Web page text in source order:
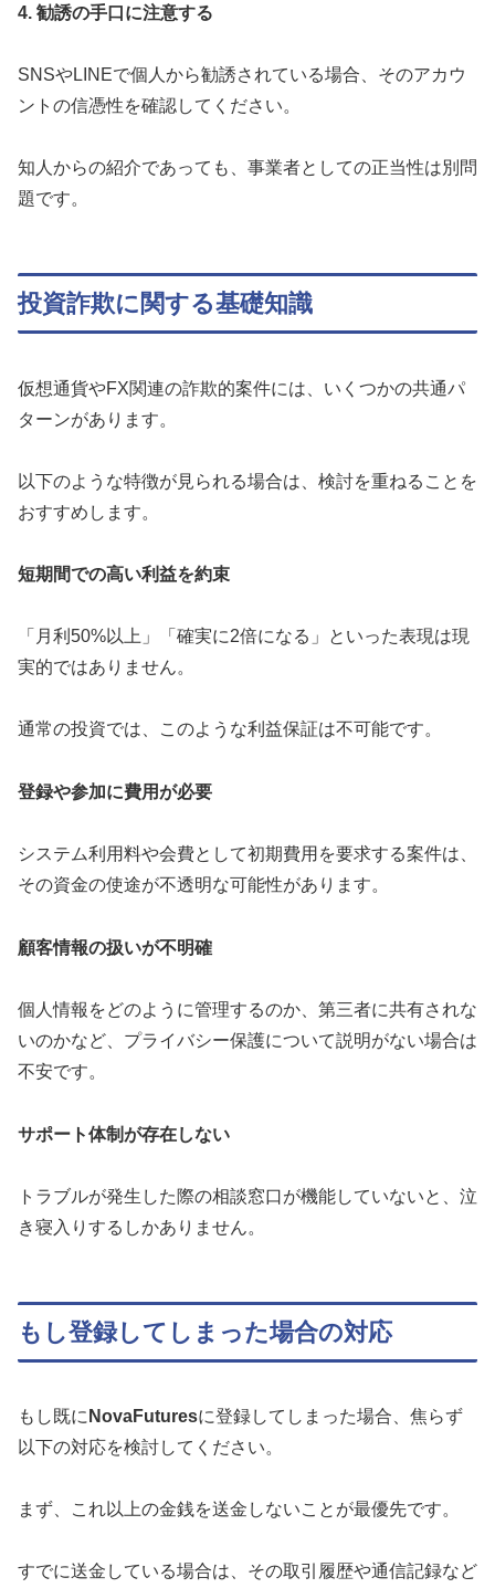
4. 勧誘の手口に注意する
SNSやLINEで個人から勧誘されている場合、そのアカウ
ントの信憑性を確認してください。
知人からの紹介であっても、事業者としての正当性は別問
題です。
投資詐欺に関する基礎知識
仮想通貨やFX関連の詐欺的案件には、いくつかの共通パ
ターンがあります。
以下のような特徴が見られる場合は、検討を重ねることを
おすすめします。
短期間での高い利益を約束
「月利50%以上」「確実に2倍になる」といった表現は現
実的ではありません。
通常の投資では、このような利益保証は不可能です。
登録や参加に費用が必要
システム利用料や会費として初期費用を要求する案件は、
その資金の使途が不透明な可能性があります。
顧客情報の扱いが不明確
個人情報をどのように管理するのか、第三者に共有されな
いのかなど、プライバシー保護について説明がない場合は
不安です。
サポート体制が存在しない
トラブルが発生した際の相談窓口が機能していないと、泣
き寝入りするしかありません。
もし登録してしまった場合の対応
もし既に NovaFuturesに登録してしまった場合、焦らず
以下の対応を検討してください。
まず、これ以上の金銭を送金しないことが最優先です。
すでに送金している場合は、その取引履歴や通信記録など